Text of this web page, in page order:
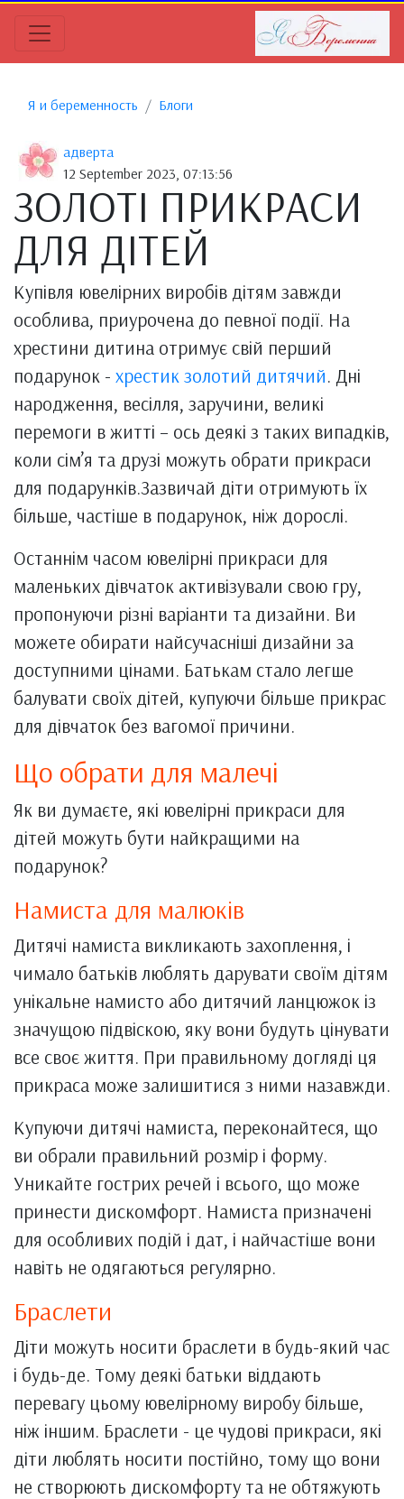
Я и беременность Блоги
адверта
12 September 2023, 07:13:56
ЗОЛОТІ ПРИКРАСИ
ДЛЯ ДІТЕЙ
Купівля ювелірних виробів дітям завжди
особлива, приурочена до певної події. На
хрестини дитина отримує свій перший
подарунок - хрестик золотий дитячий. Дні
народження, весілля, заручини, великі
перемоги в житті – ось деякі з таких випадків,
коли сім’я та друзі можуть обрати прикраси
для подарунків.Зазвичай діти отримують їх
більше, частіше в подарунок, ніж дорослі.
Останнім часом ювелірні прикраси для
маленьких дівчаток активізували свою гру,
пропонуючи різні варіанти та дизайни. Ви
можете обирати найсучасніші дизайни за
доступними цінами. Батькам стало легше
балувати своїх дітей, купуючи більше прикрас
для дівчаток без вагомої причини.
Що обрати для малечі
Як ви думаєте, які ювелірні прикраси для
дітей можуть бути найкращими на
подарунок?
Намиста для малюків
Дитячі намиста викликають захоплення, і
чимало батьків люблять дарувати своїм дітям
унікальне намисто або дитячий ланцюжок із
значущою підвіскою, яку вони будуть цінувати
все своє життя. При правильному догляді ця
прикраса може залишитися з ними назавжди.
Купуючи дитячі намиста, переконайтеся, що
ви обрали правильний розмір і форму.
Уникайте гострих речей і всього, що може
принести дискомфорт. Намиста призначені
для особливих подій і дат, і найчастіше вони
навіть не одягаються регулярно.
Браслети
Діти можуть носити браслети в будь-який час
і будь-де. Тому деякі батьки віддають
перевагу цьому ювелірному виробу більше,
ніж іншим. Браслети - це чудові прикраси, які
діти люблять носити постійно, тому що вони
не створюють дискомфорту та не обтяжують